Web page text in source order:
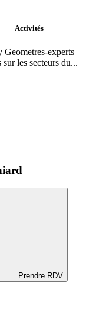
Activités
Geometres-experts
sur les secteurs du...
Prendre RDV